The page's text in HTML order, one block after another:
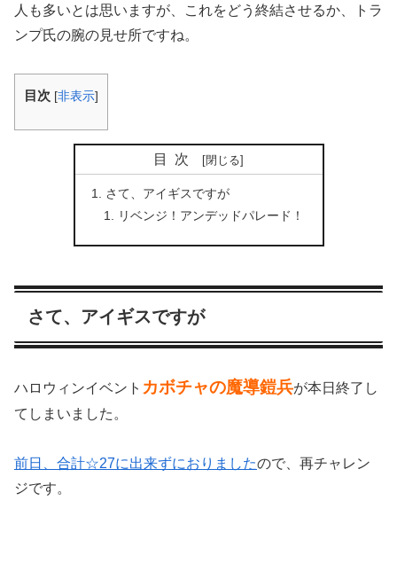
人も多いとは思いますが、これをどう終結させるか、トラ
ンプ氏の腕の見せ所ですね。
目次 [非表示]
目次
さて、アイギスですが
リベンジ！アンデッドパレード！
さて、アイギスですが
ハロウィンイベント カボチャの魔導鎧兵が本日終了し
てしまいました。
前日、合計☆27に出来ずにおりましたので、再チャレン
ジです。